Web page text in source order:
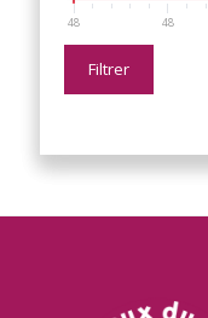
48 48
Filtrer